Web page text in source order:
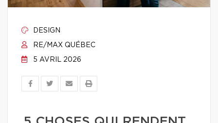
DESIGN
RE/MAX QUÉBEC
5 AVRIL 2026